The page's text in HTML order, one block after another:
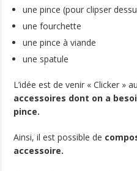
une pince (pour clipser
une fourchette
une pince à viande
une spatule
L’idée est de venir « Clicker »
accessoires dont on a
pince.
Ainsi, il est possible de
accessoire.